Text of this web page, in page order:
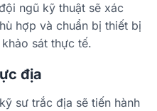
ngũ kỹ thuật sẽ xác
hợp và chuẩn bị thiết bị
sát thực tế.
địa
sư trắc địa sẽ tiến hành